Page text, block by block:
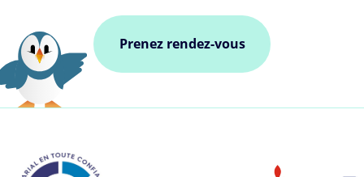
Prenez rendez-vous